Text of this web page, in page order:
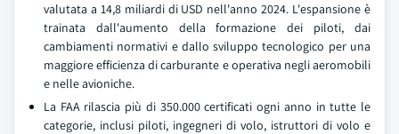
valutata a 14,8 miliardi di USD nell'anno 2024. L'espansione è
trainata dall'aumento della formazione dei piloti, dai
cambiamenti normativi e dallo sviluppo tecnologico per una
maggiore efficienza di carburante e operativa negli aeromobili
e nelle avioniche.
La FAA rilascia più di 350.000 certificati ogni anno in tutte le
categorie, inclusi piloti, ingegneri di volo, istruttori di volo e